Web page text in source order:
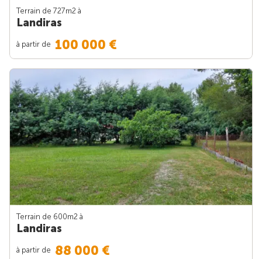
Terrain de 727m2 à
Landiras
à partir de 100 000 €
Terrain de 600m2 à
Landiras
à partir de 88 000 €